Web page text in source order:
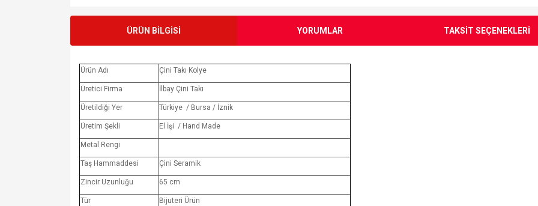
ÜRÜN BİLGİSİ YORUMLAR TAKSİT SEÇENEKLERİ
Ürün Adı Çini Takı Kolye
Üretici Firma İlbay Çini Takı
Üretildiği Yer Türkiye / Bursa / İznik
Üretim Şekli El İşi / Hand Made
Metal Rengi
Taş Hammaddesi Çini Seramik
Zincir Uzunluğu 65 cm
Tür Bijuteri Ürün